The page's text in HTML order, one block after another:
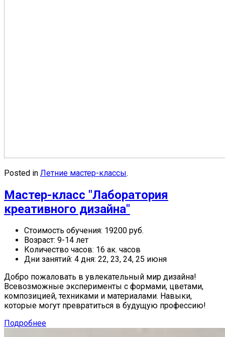
Posted in Летние мастер-классы.
Мастер-класс "Лаборатория
креативного дизайна"
Стоимость обучения: 19200 руб.
Возраст: 9-14 лет
Количество часов: 16 ак. часов
Дни занятий: 4 дня: 22, 23, 24, 25 июня
Добро пожаловать в увлекательный мир дизайна!
Всевозможные эксперименты с формами, цветами,
композицией, техниками и материалами. Навыки,
которые могут превратиться в будущую профессию!
Подробнее